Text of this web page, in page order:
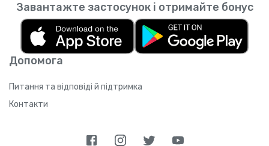
Допомога
Питання та відповіді й підтримка
Контакти
Завантажте застосунок і отримайте бонус